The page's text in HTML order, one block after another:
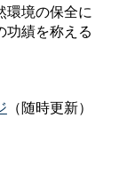
環境の保全に
功績を称える
（随時更新）